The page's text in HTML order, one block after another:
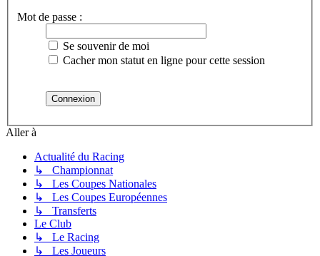
Mot de passe :
Se souvenir de moi
Cacher mon statut en ligne pour cette session
Aller à
Actualité du Racing
↳ Championnat
↳ Les Coupes Nationales
↳ Les Coupes Européennes
↳ Transferts
Le Club
↳ Le Racing
↳ Les Joueurs